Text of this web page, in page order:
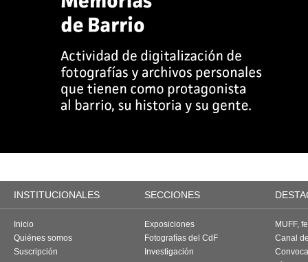
INSTITUCIONALES SECCIONES
Inicio
Quiénes somos
Suscripción
Exposiciones
Fotografías del CdF
Investigación
MUFF,
Canal